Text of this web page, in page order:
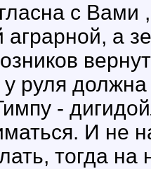
с
аграрной, а
руля должна
-
И не
тогда на